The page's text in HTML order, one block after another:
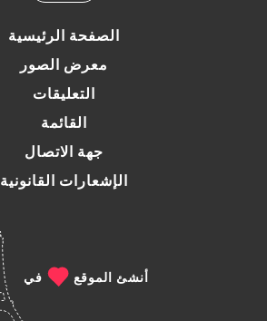
الصفحة الرئيسية
معرض الصور
التعليقات
القائمة
جهة الاتصال
الإشعارات القانونية
أنشئ الموقع في